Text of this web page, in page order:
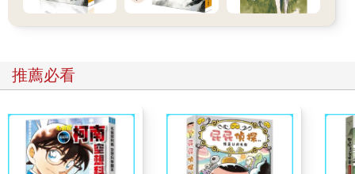
椅，開始據案大嚼起來。那牛肉柔軟多汁，那牛腸滋味甘美，紅
色辣醬嗆辣有勁、綠色青醬香郁清新，連那一公升價格低廉的紅
表面上看，這是一場「知識的勝利」。書呆子讀了書，找到對應
應了他剛得來的「新知識」。但等我回到家，重新上網想更弄清
楚什麼是Lampredotto。這一次，我找到的是義大利文版的「維基
百科」(wikipedia)，卻發現「維基百科」告訴我完全不一樣的故
事…。
推薦必看